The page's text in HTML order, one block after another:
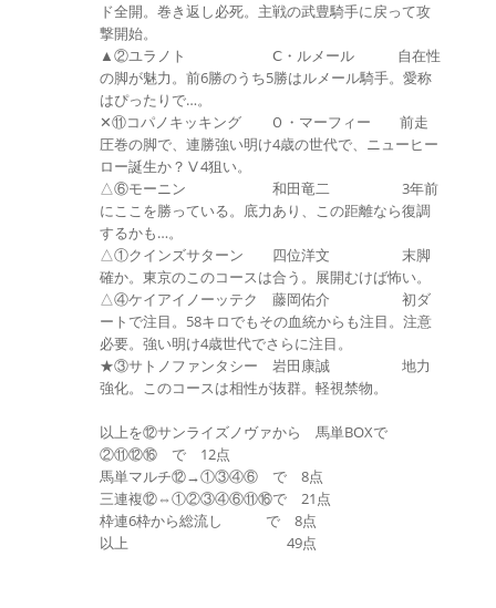
ド全開。巻き返し必死。主戦の武豊騎手に戻って攻
撃開始。
▲②ユラノト Ⅽ・ルメール 自在性
の脚が魅力。前6勝のうち5勝はルメール騎手。愛称
はぴったりで…。
✕⑪コパノキッキング Ｏ・マーフィー 前走
圧巻の脚で、連勝強い明け4歳の世代で、ニューヒー
ロー誕生か？Ⅴ4狙い。
△⑥モーニン 和田竜二 3年前
にここを勝っている。底力あり、この距離なら復調
するかも…。
△①クインズサターン 四位洋文 末脚
確か。東京のこのコースは合う。展開むけば怖い。
△④ケイアイノーッテク 藤岡佑介 初ダ
ートで注目。58キロでもその血統からも注目。注意
必要。強い明け4歳世代でさらに注目。
★③サトノファンタシー 岩田康誠 地力
強化。このコースは相性が抜群。軽視禁物。
以上を⑫サンライズノヴァから 馬単BOXで
②⑪⑫⑯ で 12点
馬単マルチ⑫→①③④⑥ で 8点
三連複⑫⇔①②③④⑥⑪⑯で 21点
枠連6枠から総流し で 8点
以上 49点